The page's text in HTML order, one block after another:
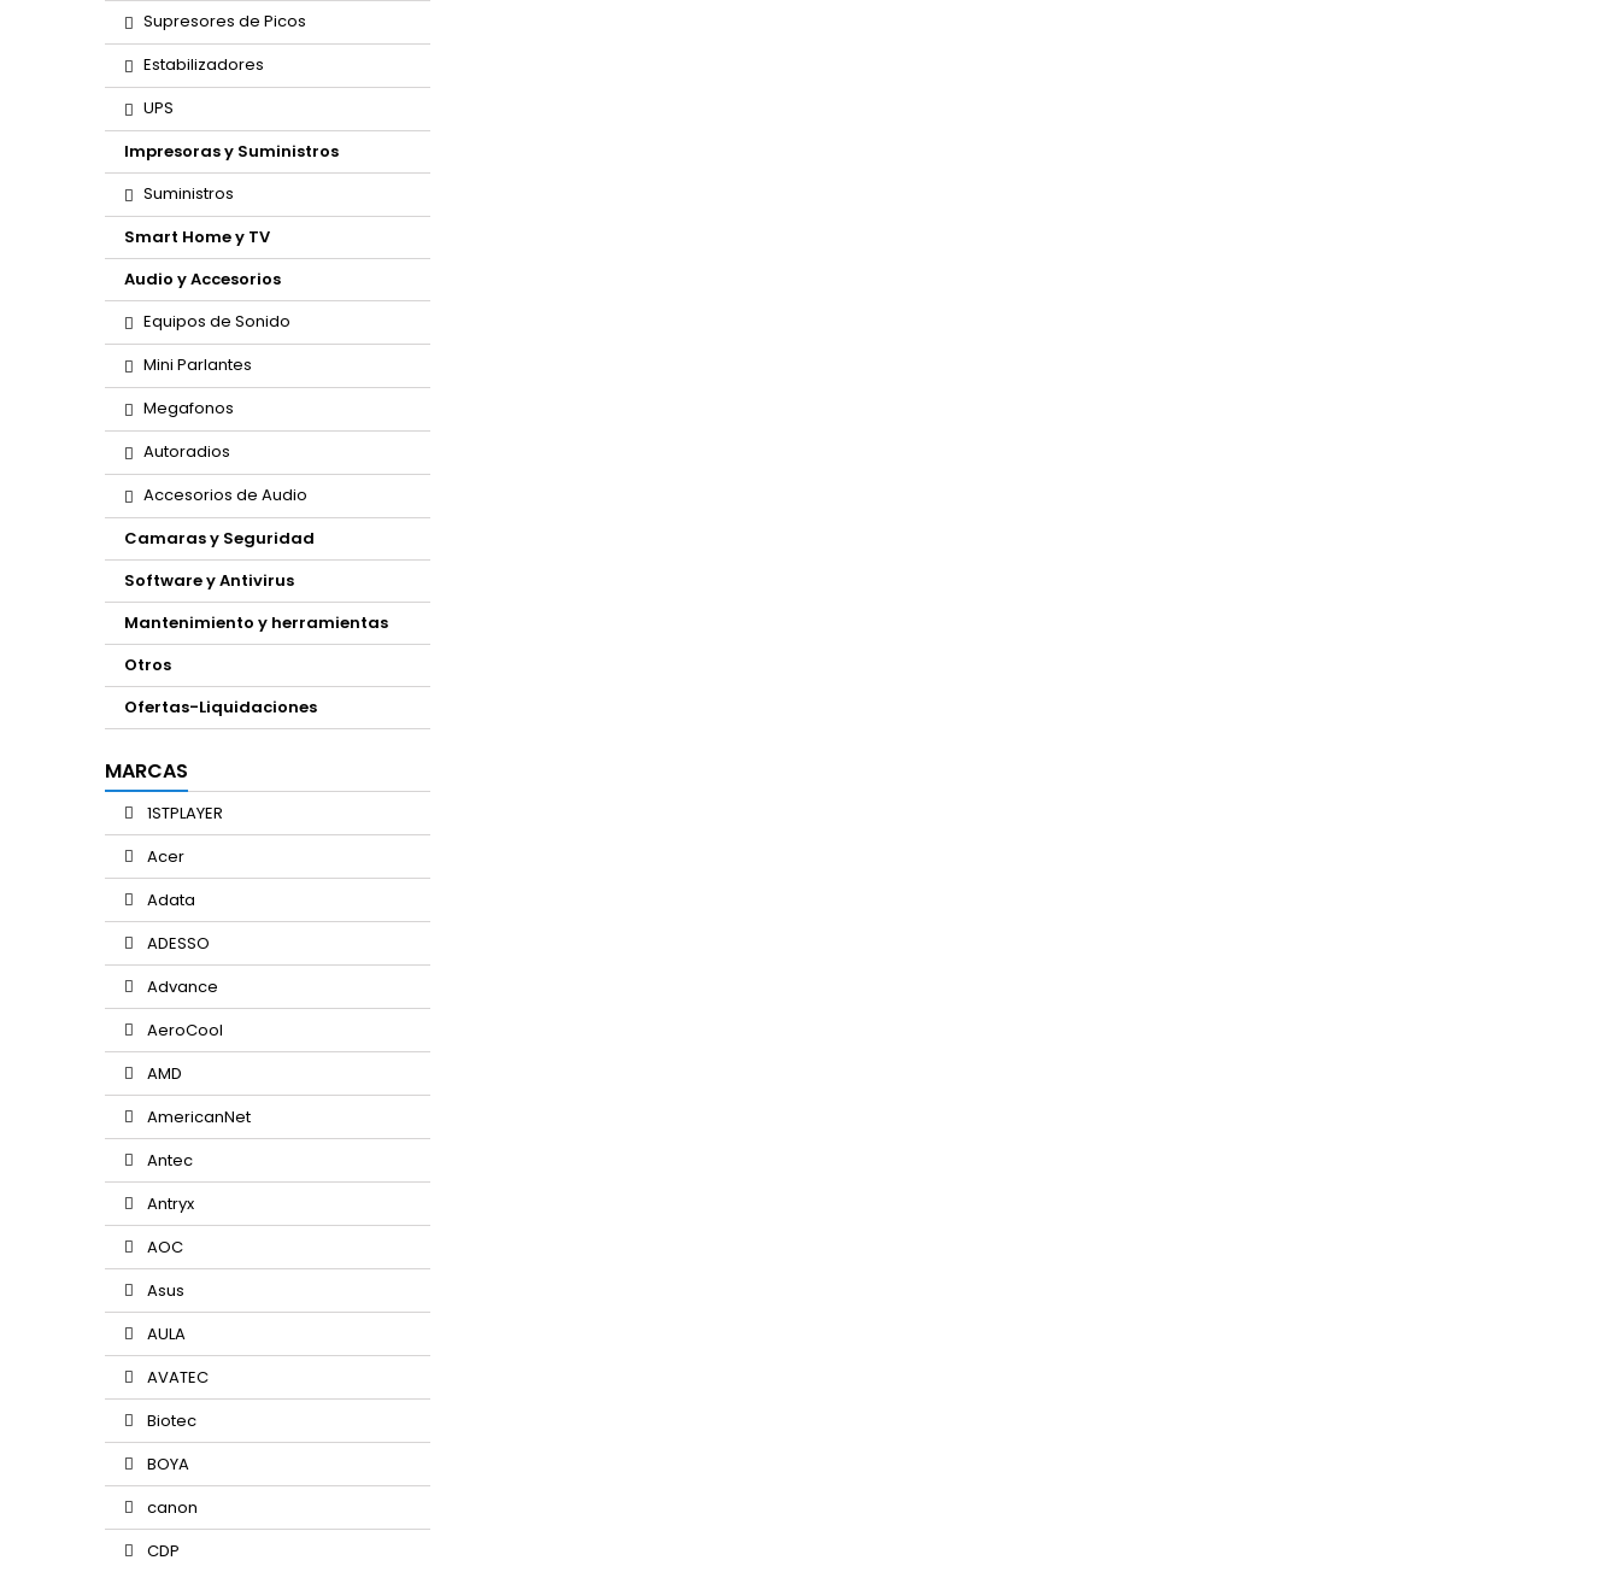
Supresores de Picos
Estabilizadores
UPS
Impresoras y Suministros
Suministros
Smart Home y TV
Audio y Accesorios
Equipos de Sonido
Mini Parlantes
Megafonos
Autoradios
Accesorios de Audio
Camaras y Seguridad
Software y Antivirus
Mantenimiento y herramientas
Otros
Ofertas-Liquidaciones
MARCAS
1STPLAYER
Acer
Adata
ADESSO
Advance
AeroCool
AMD
AmericanNet
Antec
Antryx
AOC
Asus
AULA
AVATEC
Biotec
BOYA
canon
CDP